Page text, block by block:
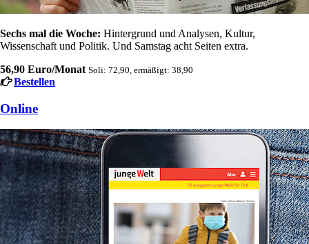
Sechs mal die Woche: Hintergrund und Analysen, Kultur,
Wissenschaft und Politik. Und Samstag acht Seiten extra.
56,90 Euro/Monat Soli: 72,90, ermäßigt: 38,90
Bestellen
Online